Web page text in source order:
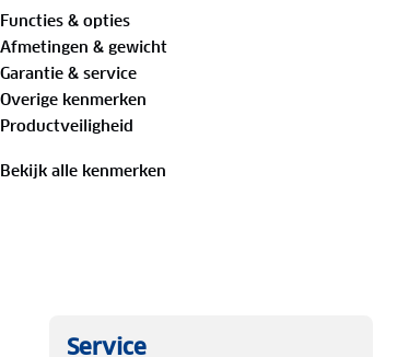
combinatie met de Sony-sensor blijven
Dual-band wifi
De Viofo A129 Plus 1CH is uitgerust met
blijft en het netwerk betrouwbaar is. Via de
De Viofo A129 Plus is uitgerust met een
Functies & opties
Afmetingen & gewicht
Garantie & service
Overige kenmerken
Productveiligheid
Bekijk alle kenmerken
Service